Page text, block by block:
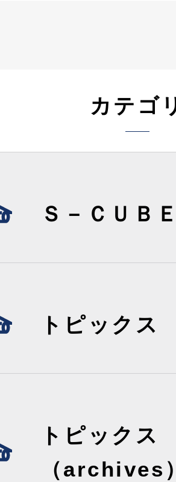
カテゴ
Ｓ－ＣＵＢ
トピックス
トピックス
（archives